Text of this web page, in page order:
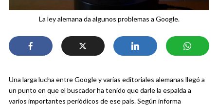
La ley alemana da algunos problemas a Google.
Una larga lucha entre Google y varias editoriales alemanas llegó a
un punto en que el buscador ha tenido que darle la espalda a
varios importantes periódicos de ese país. Según informa